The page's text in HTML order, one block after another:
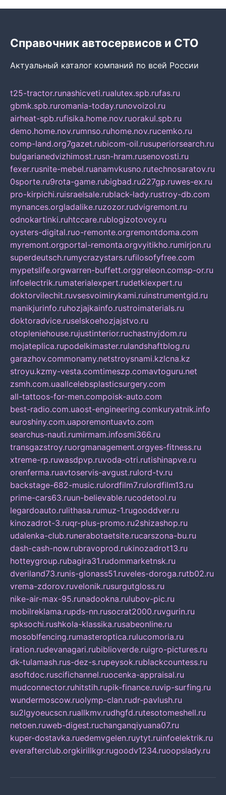
Справочник автосервисов и СТО
Актуальный каталог компаний по всей России
t25-tractor.runashicveti.rualutex.spb.rufas.ru
gbmk.spb.ruromania-today.runovoizol.ru
airheat-spb.rufisika.home.nov.ruorakul.spb.ru
demo.home.nov.rumnso.ruhome.nov.rucemko.ru
comp-land.org7gazet.rubicom-oil.rusuperiorsearch.ru
bulgarianedvizhimost.rusn-hram.rusenovosti.ru
fexer.rusnite-mebel.ruanamvkusno.rutechnosaratov.ru
0sporte.ru9rota-game.rubigbad.ru227gp.ruwes-ex.ru
pro-kirpichi.ruisraelsale.rublack-lady.rustroy-db.com
mynances.orgladalike.ruzozor.rudvigremont.ru
odnokartinki.ruhtccare.rublogizotovoy.ru
oysters-digital.ruo-remonte.orgremontdoma.com
myremont.orgportal-remonta.orgvyitikho.rumirjon.ru
superdeutsch.rumycrazystars.rufilosofyfree.com
mypetslife.orgwarren-buffett.orggreleon.comsp-or.ru
infoelectrik.rumaterialexpert.rudetkiexpert.ru
doktorvilechit.ruvsesvoimirykami.ruinstrumentgid.ru
manikjurinfo.ruhozjajkainfo.rustroimaterials.ru
doktoradvice.ruselskoehozjajstvo.ru
otopleniehouse.rujustinterior.ruchastnyjdom.ru
mojateplica.rupodelkimaster.rulandshaftblog.ru
garazhov.commonamy.netstroysnami.kzlcna.kz
stroyu.kzmy-vesta.comtimeszp.comavtoguru.net
zsmh.com.uaallcelebsplasticsurgery.com
all-tattoos-for-men.compoisk-auto.com
best-radio.com.uaost-engineering.comkuryatnik.info
euroshiny.com.uaporemontuavto.com
searchus-nauti.rumirmam.infosmi366.ru
transgazstroy.ruorgmanagement.orgyes-fitness.ru
xtreme-rp.ruwasdpvp.ruvoda-otri.rutishinapve.ru
orenferma.ruavtoservis-avgust.rulord-tv.ru
backstage-682-music.rulordfilm7.rulordfilm13.ru
prime-cars63.ruun-believable.rucodetool.ru
legardoauto.rulithasa.rumuz-1.rugooddver.ru
kinozadrot-3.ruqr-plus-promo.ru2shizashop.ru
udalenka-club.runerabotaetsite.rucarszona-bu.ru
dash-cash-now.rubravoprod.rukinozadrot13.ru
hotteygroup.rubagira31.rudommarketnsk.ru
dveriland73.runis-glonass51.ruveles-doroga.rutb02.ru
vrema-zdorov.ruvelonik.rusurgutgloss.ru
nike-air-max-95.runadookna.rulubov-pic.ru
mobilreklama.rupds-nn.rusocrat2000.ruvgurin.ru
spksochi.rushkola-klassika.rusabeonline.ru
mosoblfencing.rumasteroptica.rulucomoria.ru
iration.rudevanagari.rubiblioverde.ruigro-pictures.ru
dk-tulamash.rus-dez-s.rupeysok.rublackcountess.ru
asoftdoc.ruscifichannel.ruocenka-appraisal.ru
mudconnector.ruhitstih.rupik-finance.ruvip-surfing.ru
wundermoscow.ruolymp-clan.rudr-pavlush.ru
su2lgyoeucscn.ruallkmv.rudhgfd.rutesotomeshell.ru
netoen.ruweb-digest.ruchanganqiyuana07.ru
kuper-dostavka.ruedemvgelen.ruytyt.ruinfoelektrik.ru
everafterclub.orgkirillkgr.rugoodv1234.ruoopslady.ru